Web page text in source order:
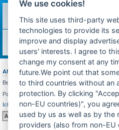
Neuigkeiten auf technik-
Themen:26
Feedback
Was soll sich in Zukunft ändern?
Themen:7
ANMELDEN•REGISTRIEREN
Benutzername:
Passwort:
Ich habe mein Passwort vergessen
We use cookies!
This site uses third-party
technologies to provide its
improve and display
users' interests. I agree to
change my consent at any
future.We point out that
to third countries without an
protection. By clicking
non-EU countries)", you
used by us as well as by
providers (also from non-EU